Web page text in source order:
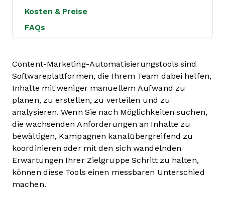
Kosten & Preise
FAQs
Content-Marketing-Automatisierungstools sind
Softwareplattformen, die Ihrem Team dabei helfen,
Inhalte mit weniger manuellem Aufwand zu
planen, zu erstellen, zu verteilen und zu
analysieren. Wenn Sie nach Möglichkeiten suchen,
die wachsenden Anforderungen an Inhalte zu
bewältigen, Kampagnen kanalübergreifend zu
koordinieren oder mit den sich wandelnden
Erwartungen Ihrer Zielgruppe Schritt zu halten,
können diese Tools einen messbaren Unterschied
machen.